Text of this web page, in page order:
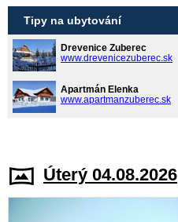
Tipy na ubytování
Drevenice Zuberec
www.drevenicezuberec.sk
Apartmán Elenka
www.apartmanzuberec.sk
Úterý 04.08.2026